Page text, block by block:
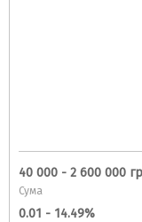
40 000 - 2 600 000
Сума
0.01 - 14.49%